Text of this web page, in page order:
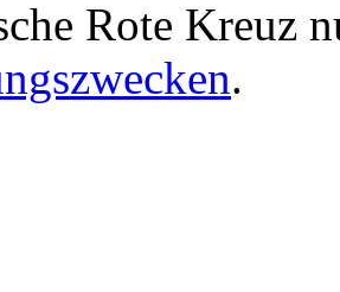
Rote Kreuz
.